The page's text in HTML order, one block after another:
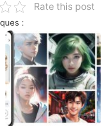
Rate this post
: